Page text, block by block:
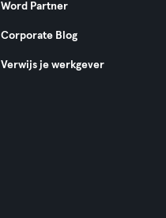
Word Partner
Corporate Blog
Verwijs je werkgever